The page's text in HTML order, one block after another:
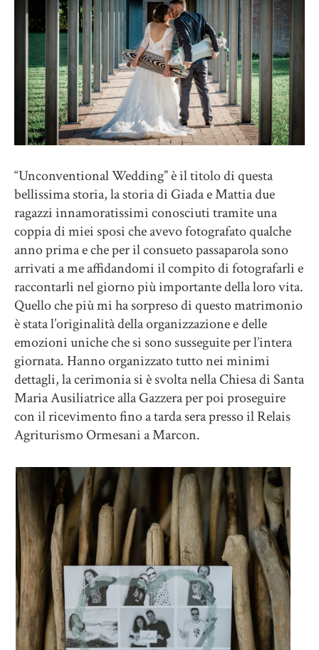
“Unconventional Wedding” è il titolo di questa
bellissima storia, la storia di Giada e Mattia due
ragazzi innamoratissimi conosciuti tramite una
coppia di miei sposi che avevo fotografato qualche
anno prima e che per il consueto passaparola sono
arrivati a me affidandomi il compito di fotografarli e
raccontarli nel giorno più importante della loro vita.
Quello che più mi ha sorpreso di questo matrimonio
è stata l’originalità della organizzazione e delle
emozioni uniche che si sono susseguite per l’intera
giornata. Hanno organizzato tutto nei minimi
dettagli, la cerimonia si è svolta nella Chiesa di Santa
Maria Ausiliatrice alla Gazzera per poi proseguire
con il ricevimento fino a tarda sera presso il Relais
Agriturismo Ormesani a Marcon.